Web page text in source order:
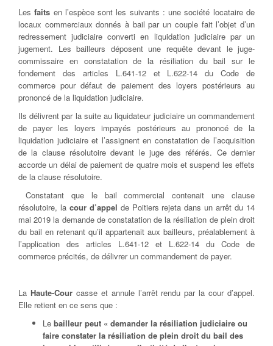
Lesfaits en l’espèce sont les suivants : une société locataire de
locaux commerciaux donnés à bail par un couple fait l’objet d’un
redressement judiciaire converti en liquidation judiciaire par un
jugement. Les bailleurs déposent une requête devant le juge-
commissaire en constatation de la résiliation du bail sur le
fondement des articles L.641-12 et L.622-14 du Code de
commerce pour défaut de paiement des loyers postérieurs au
prononcé de la liquidation judiciaire.
Ils délivrent par la suite au liquidateur judiciaire un commandement
de payer les loyers impayés postérieurs au prononcé de la
liquidation judiciaire et l’assignent en constatation de l’acquisition
de la clause résolutoire devant le juge des référés. Ce dernier
accorde un délai de paiement de quatre mois et suspend les effets
de la clause résolutoire.
Constatant que le bail commercial contenait une clause
résolutoire, la cour d’appel de Poitiers rejeta dans un arrêt du 14
mai 2019 la demande de constatation de la résiliation de plein droit
du bail en retenant qu’il appartenait aux bailleurs, préalablement à
l’application des articles L.641-12 et L.622-14 du Code de
commerce précités, de délivrer un commandement de payer.
La Haute-Courcasse et annule l’arrêt rendu par la cour d’appel.
Elle retient en ce sens que :
Le bailleur peut « demander la résiliation judiciaire ou
faire constater la résiliation de plein droit du bail des